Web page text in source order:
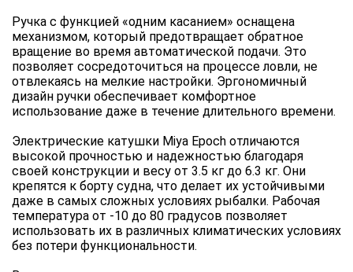
Ручка с функцией «одним касанием» оснащена
механизмом, который предотвращает обратное
вращение во время автоматической подачи. Это
позволяет сосредоточиться на процессе ловли, не
отвлекаясь на мелкие настройки. Эргономичный
дизайн ручки обеспечивает комфортное
использование даже в течение длительного времени.
Электрические катушки Miya Epoch отличаются
высокой прочностью и надежностью благодаря
своей конструкции и весу от 3.5 кг до 6.3 кг. Они
крепятся к борту судна, что делает их устойчивыми
даже в самых сложных условиях рыбалки. Рабочая
температура от -10 до 80 градусов позволяет
использовать их в различных климатических условиях
без потери функциональности.